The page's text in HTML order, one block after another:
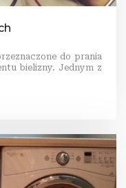
do prania
bielizny. Jednym z